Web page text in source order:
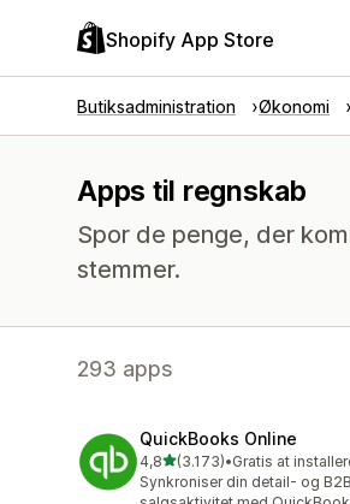
Shopify App Store
Butiksadministration Økonomi
Apps til regnskab
Spor de penge, der
stemmer.
293 apps
QuickBooks Online
4,8ud af 5 stjerner
(3.173)
3173 anmeldelser i alt
•Gratis at
Synkroniser din detail- og